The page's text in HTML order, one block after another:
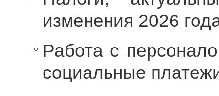
изменения 2026
Работа с
социальные